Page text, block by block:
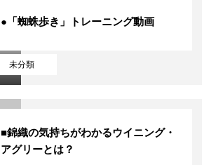
未分類
●「蜘蛛歩き」トレーニング動画
■錦織の気持ちがわかるウイニング・
アグリーとは？